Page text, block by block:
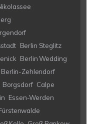
Berlin Steglitz
Berlin Wedding
Berlin-Zehlendorf
Borgsdorf Calpe
Essen-Werden